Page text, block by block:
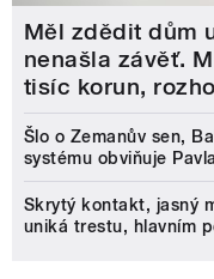
Měl zdědit dům
nenašla závěť.
tisíc korun,
Šlo o Zemanův sen,
systému obviňuje
Skrytý kontakt, jasný
uniká trestu, hlavním